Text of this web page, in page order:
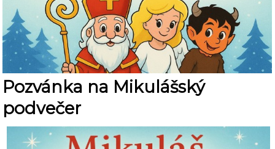
Pozvánka na Mikulášský
podvečer